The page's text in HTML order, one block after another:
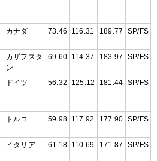
カナダ 73.46 116.31 189.77 SP/FS
カザフスタ
ン
69.60 114.37 183.97 SP/FS
ドイツ 56.32 125.12 181.44 SP/FS
トルコ 59.98 117.92 177.90 SP/FS
イタリア 61.18 110.69 171.87 SP/FS